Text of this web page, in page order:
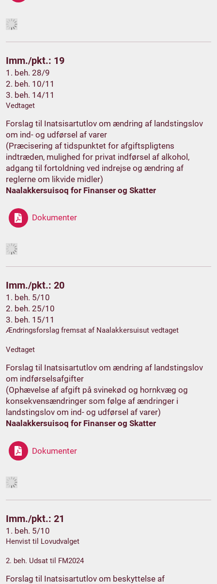
Imm./pkt.: 19
1. beh. 28/9
2. beh. 10/11
3. beh. 14/11
Vedtaget
Forslag til Inatsisartutlov om ændring af landstingslov
om ind- og udførsel af varer
(Præcisering af tidspunktet for afgiftspligtens
indtræden, mulighed for privat indførsel af alkohol,
adgang til fortoldning ved indrejse og ændring af
reglerne om likvide midler)
Naalakkersuisoq for Finanser og Skatter
Dokumenter
Imm./pkt.: 20
1. beh. 5/10
2. beh. 25/10
3. beh. 15/11
Ændringsforslag fremsat af Naalakkersuisut vedtaget
Vedtaget
Forslag til Inatsisartutlov om ændring af landstingslov
om indførselsafgifter
(Ophævelse af afgift på svinekød og hornkvæg og
konsekvensændringer som følge af ændringer i
landstingslov om ind- og udførsel af varer)
Naalakkersuisoq for Finanser og Skatter
Dokumenter
Imm./pkt.: 21
1. beh. 5/10
Henvist til Lovudvalget
2. beh. Udsat til FM2024
Forslag til Inatsisartutlov om beskyttelse af